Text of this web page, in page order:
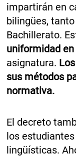
impartirán en
bilingües,
Bachillerato.
uniformidad
asignatura.
sus métodos
normativa.
El decreto
los
lingüísticas.